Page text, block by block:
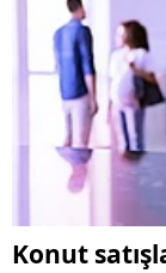
Konut